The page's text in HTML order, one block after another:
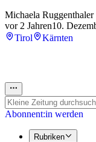
Michaela Ruggenthaler
vor 2 Jahren10.
Tirol
Kärnten
Abonnent:in werden
Rubriken